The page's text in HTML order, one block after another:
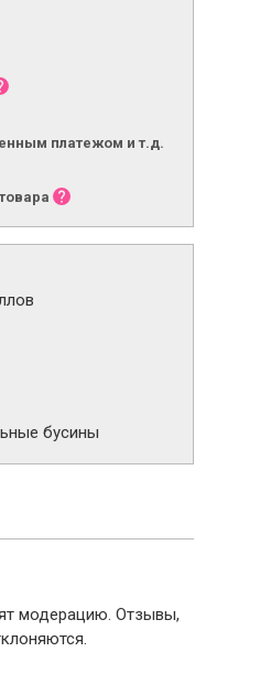
платежом и т.д.
бусины
модерацию. Отзывы,